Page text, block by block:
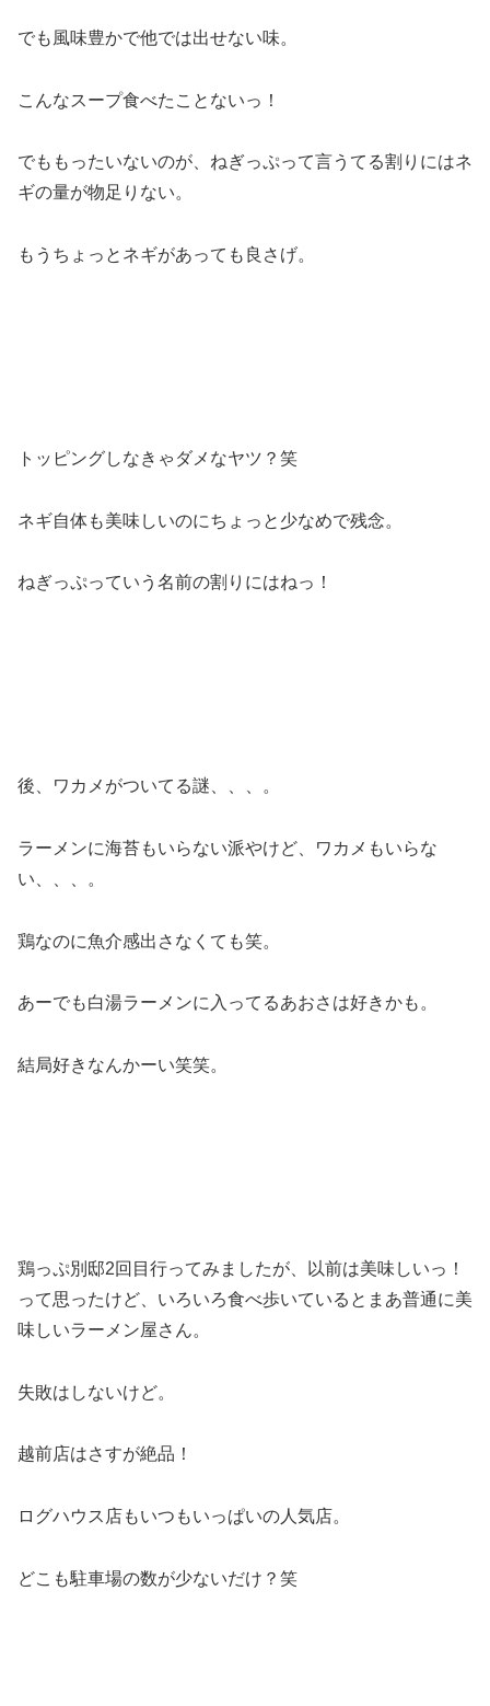
でも風味豊かで他では出せない味。
こんなスープ食べたことないっ！
でももったいないのが、ねぎっぷって言うてる割りにはネ
ギの量が物足りない。
もうちょっとネギがあっても良さげ。
トッピングしなきゃダメなヤツ？笑
ネギ自体も美味しいのにちょっと少なめで残念。
ねぎっぷっていう名前の割りにはねっ！
後、ワカメがついてる謎、、、。
ラーメンに海苔もいらない派やけど、ワカメもいらな
い、、、。
鶏なのに魚介感出さなくても笑。
あーでも白湯ラーメンに入ってるあおさは好きかも。
結局好きなんかーい笑笑。
鶏っぷ別邸2回目行ってみましたが、以前は美味しいっ！
って思ったけど、いろいろ食べ歩いているとまあ普通に美
味しいラーメン屋さん。
失敗はしないけど。
越前店はさすが絶品！
ログハウス店もいつもいっぱいの人気店。
どこも駐車場の数が少ないだけ？笑